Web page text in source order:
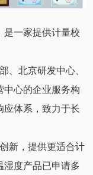
国防计量站
车集团有限公司 中国石油化工股份有限公司九江分公司
医药股份有限公司
尔电子有限公司
是一家提供计量校
北京研发中心、
中心的企业服务构
应体系，致力于长
新，提供更适合计
湿度产品已申请多